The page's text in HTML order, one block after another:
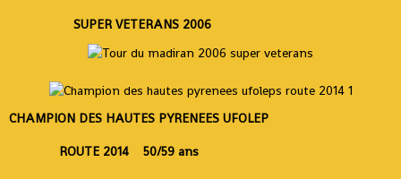
SUPER VETERANS 2006
CHAMPION DES HAUTES PYRENEES UFOLEP
ROUTE 2014 50/59 ans